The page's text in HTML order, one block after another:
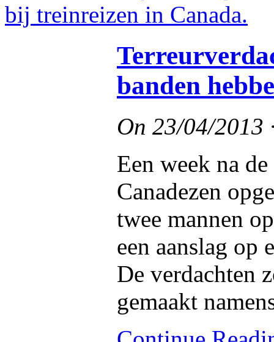
banden
On 23/04/2013
Een week na
Canadezen
twee mannen
een aanslag op
De verdachten
gemaakt